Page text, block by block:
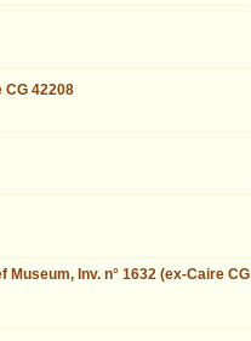
CG 42208
Inv. n° 1632 (ex-Caire CG